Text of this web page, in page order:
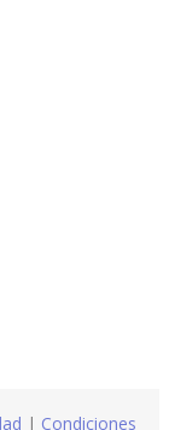
| Condiciones